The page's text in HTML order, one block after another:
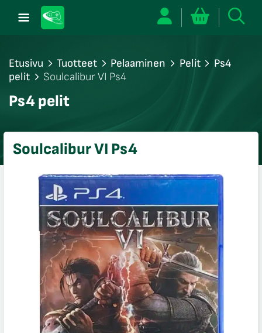
Etusivu Tuotteet Pelaaminen Pelit
Ps4
pelit
Soulcalibur VI Ps4
Ps4 pelit
Soulcalibur VI Ps4
sulje
sulje